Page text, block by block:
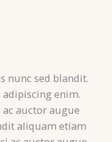
nunc sed blandit.
enim.
auctor augue
aliquam etiam